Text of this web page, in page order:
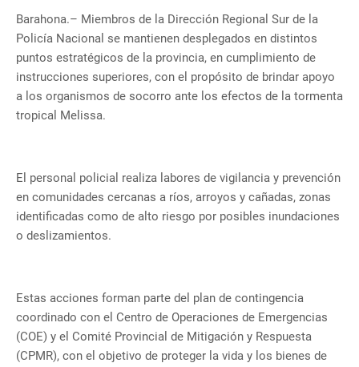
Barahona.– Miembros de la Dirección Regional Sur de la
Policía Nacional se mantienen desplegados en distintos
puntos estratégicos de la provincia, en cumplimiento de
instrucciones superiores, con el propósito de brindar apoyo
a los organismos de socorro ante los efectos de la tormenta
tropical Melissa.
El personal policial realiza labores de vigilancia y prevención
en comunidades cercanas a ríos, arroyos y cañadas, zonas
identificadas como de alto riesgo por posibles inundaciones
o deslizamientos.
Estas acciones forman parte del plan de contingencia
coordinado con el Centro de Operaciones de Emergencias
(COE) y el Comité Provincial de Mitigación y Respuesta
(CPMR), con el objetivo de proteger la vida y los bienes de